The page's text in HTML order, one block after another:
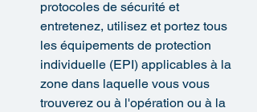
protocoles de sécurité et
entretenez, utilisez et portez tous
les équipements de protection
individuelle (EPI) applicables à la
zone dans laquelle vous vous
trouverez ou à l'opération ou à la